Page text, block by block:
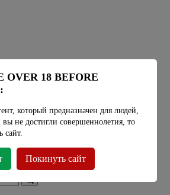
Vapeshop
36
OVER 18 BEFORE
который предназначен для людей,
вы не достигли совершеннолетия, то
сайт.
Покинуть сайт